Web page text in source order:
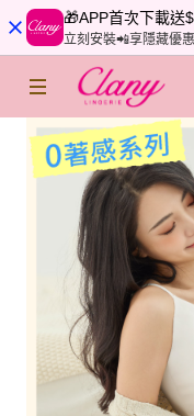
🎁APP首次下載送
立刻安裝📲享隱藏優惠